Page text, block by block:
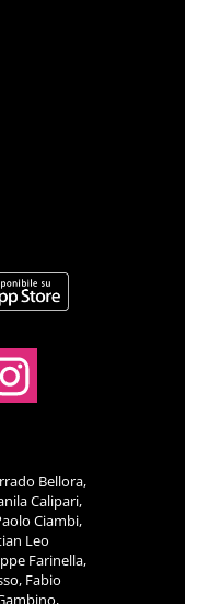
Bellora,
Calipari,
Ciambi,
Leo
Farinella,
Fabio